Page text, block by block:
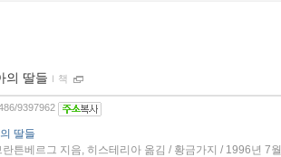
의 딸들 ｌ 책
9397962
딸들
튼베르그 지음, 히스테리아 옮김 / 황금가지 / 1996년 7월